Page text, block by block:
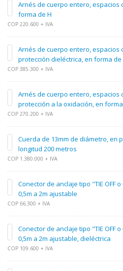
Arnés de cuerpo entero, espacios
forma de H
COP 220.600 + IVA
Arnés de cuerpo entero, espacios
protección dieléctrica, en forma de
COP 385.300 + IVA
Arnés de cuerpo entero, espacios
protección a la oxidación, en
COP 270.200 + IVA
Cuerda de 13mm de diámetro, en
longitud 200 metros
COP 1.380.000 + IVA
Conector de anclaje tipo "TIE OFF
0,5m a 2m ajustable
COP 66.300 + IVA
Conector de anclaje tipo "TIE OFF
0,5m a 2m ajustable, dieléctrica
COP 109.600 + IVA